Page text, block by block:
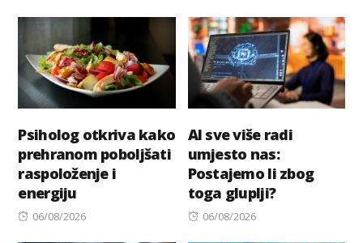
Psiholog otkriva kako
prehranom poboljšati
raspoloženje i
energiju
Posted
06/08/2026
AI sve više radi
umjesto nas:
Postajemo li zbog
toga gluplji?
Posted
06/08/2026